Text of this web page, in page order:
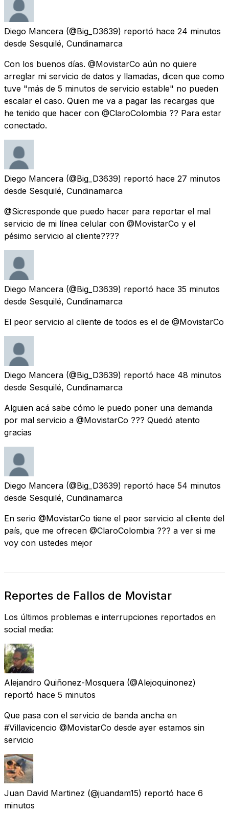
Diego Mancera (@Big_D3639) reportó hace 24 minutos
desde Sesquilé, Cundinamarca
Con los buenos días. @MovistarCo aún no quiere
arreglar mi servicio de datos y llamadas, dicen que como
tuve "más de 5 minutos de servicio estable" no pueden
escalar el caso. Quien me va a pagar las recargas que
he tenido que hacer con @ClaroColombia ?? Para estar
conectado.
Diego Mancera (@Big_D3639) reportó hace 27 minutos
desde Sesquilé, Cundinamarca
@Sicresponde que puedo hacer para reportar el mal
servicio de mi línea celular con @MovistarCo y el
pésimo servicio al cliente????
Diego Mancera (@Big_D3639) reportó hace 35 minutos
desde Sesquilé, Cundinamarca
El peor servicio al cliente de todos es el de @MovistarCo
Diego Mancera (@Big_D3639) reportó hace 48 minutos
desde Sesquilé, Cundinamarca
Alguien acá sabe cómo le puedo poner una demanda
por mal servicio a @MovistarCo ??? Quedó atento
gracias
Diego Mancera (@Big_D3639) reportó hace 54 minutos
desde Sesquilé, Cundinamarca
En serio @MovistarCo tiene el peor servicio al cliente del
país, que me ofrecen @ClaroColombia ??? a ver si me
voy con ustedes mejor
Reportes de Fallos de Movistar
Los últimos problemas e interrupciones reportados en
social media:
Alejandro Quiñonez-Mosquera (@Alejoquinonez)
reportó hace 5 minutos
Que pasa con el servicio de banda ancha en
#Villavicencio @MovistarCo desde ayer estamos sin
servicio
Juan David Martinez (@juandam15) reportó hace 6
minutos